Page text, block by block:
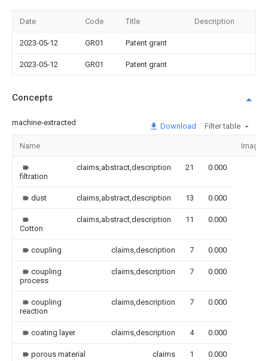
Date Code Title Description
2023-05-12 GR01 Patent grant
2023-05-12 GR01 Patent grant
Concepts
machine-extracted Download Filter table
Name Image
filtration
claims,abstract,description 21 0.000
dust claims,abstract,description 13 0.000
Cotton
claims,abstract,description 11 0.000
coupling claims,description 7 0.000
coupling
process
claims,description 7 0.000
coupling
reaction
claims,description 7 0.000
coating layer claims,description 4 0.000
porous material claims 1 0.000